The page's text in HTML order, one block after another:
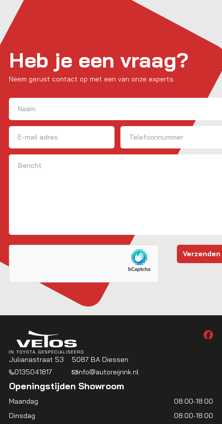
Heb je een vraag?
Neem gerust contact op met een van onze experts.
Naam
Voornaam
E-mailadres Telefoon
Bericht
Julianastraat 53
5087 BA Diessen
0135041817
info@autoreijrink.nl
Openingstijden Showroom
Maandag
08:00-18:00
Dinsdag
08:00-18:00